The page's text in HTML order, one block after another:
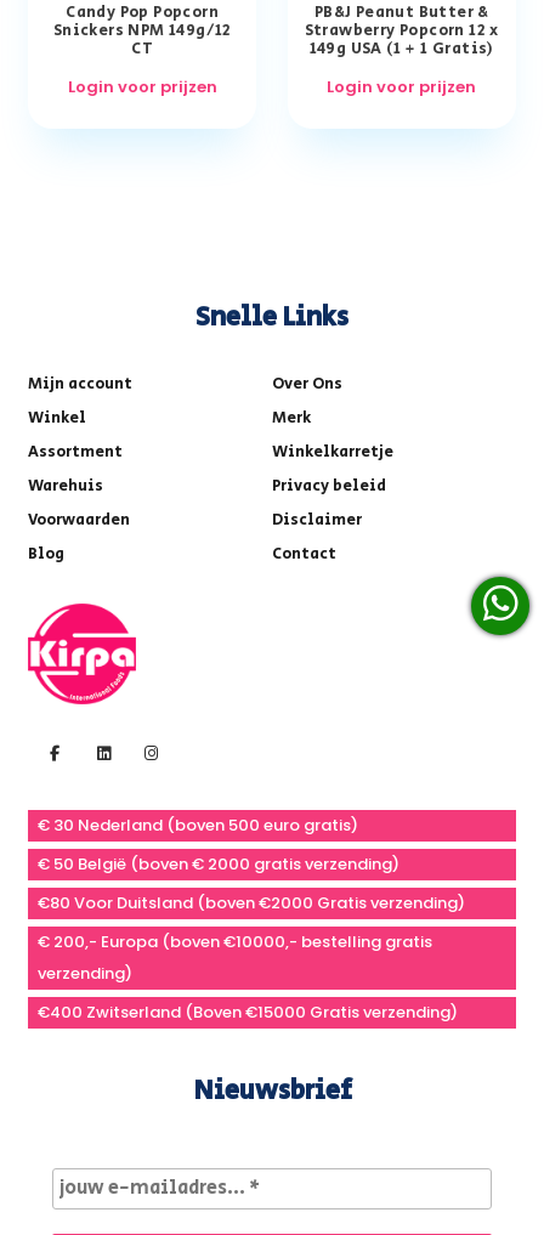
Candy Pop Popcorn
Snickers NPM 149g/12
CT
Login voor prijzen
PB&J Peanut Butter &
Strawberry Popcorn 12 x
149g USA (1 + 1 Gratis)
Login voor prijzen
Snelle Links
Mijn account
Over Ons
Winkel
Merk
Assortment
Winkelkarretje
Warehuis
Privacy beleid
Voorwaarden
Disclaimer
Blog
Contact
€ 30 Nederland (boven 500 euro gratis)
€ 50 België (boven € 2000 gratis verzending)
€80 Voor Duitsland (boven €2000 Gratis verzending)
€ 200,- Europa (boven €10000,- bestelling gratis
verzending)
€400 Zwitserland (Boven €15000 Gratis verzending)
Nieuwsbrief